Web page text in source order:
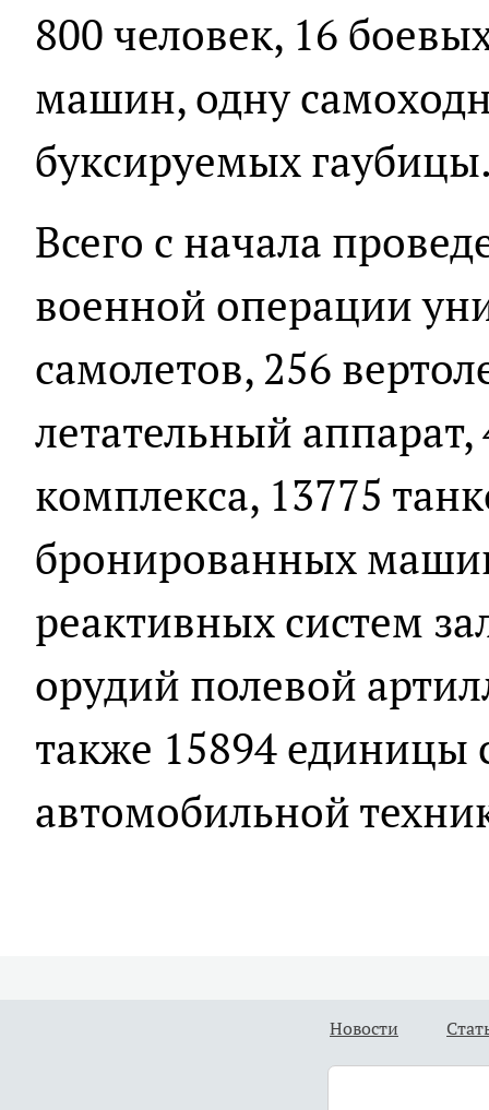
800 человек, 16
машин, одну
буксируемых
Всего с начала
военной операции
самолетов, 256
летательный
комплекса, 13775
бронированных
реактивных систем
орудий полевой
также 15894 единицы
автомобильной
Новости